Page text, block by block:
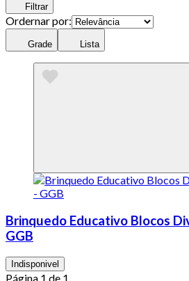
Filtrar
Ordernar por:
Grade Lista
Brinquedo Educativo Blocos
GGB
Indisponivel
Página 1 de 1